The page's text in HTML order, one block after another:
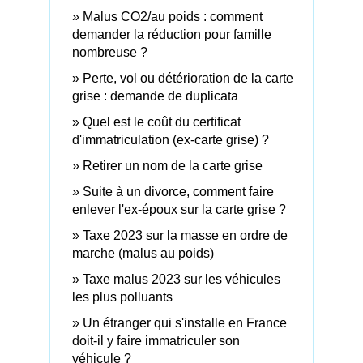
Malus CO2/au poids : comment
demander la réduction pour famille
nombreuse ?
Perte, vol ou détérioration de la carte
grise : demande de duplicata
Quel est le coût du certificat
d'immatriculation (ex-carte grise) ?
Retirer un nom de la carte grise
Suite à un divorce, comment faire
enlever l'ex-époux sur la carte grise ?
Taxe 2023 sur la masse en ordre de
marche (malus au poids)
Taxe malus 2023 sur les véhicules
les plus polluants
Un étranger qui s'installe en France
doit-il y faire immatriculer son
véhicule ?